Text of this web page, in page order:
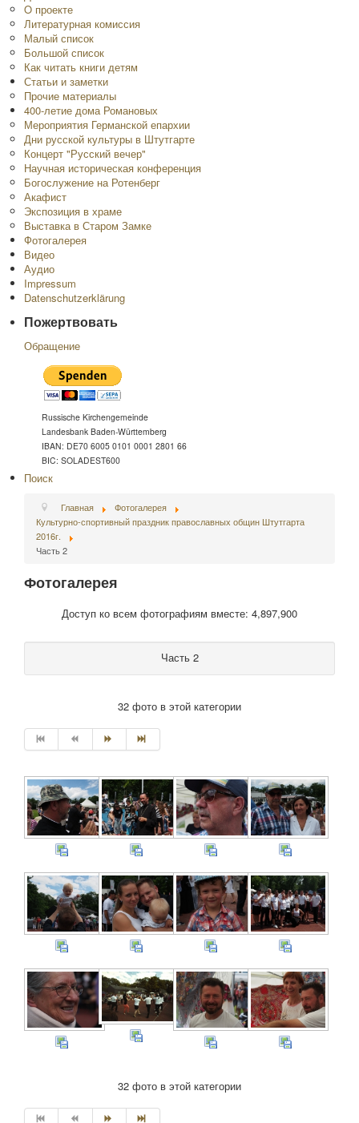
O проекте
Литературная комиссия
Малый список
Большой список
Как читать книги детям
Статьи и заметки
Прочие материалы
400-летие дома Романовых
Мероприятия Германской епархии
Дни русской культуры в Штутгарте
Концерт "Русский вечер"
Научная историческая конференция
Богослужение на Ротенберг
Акафист
Экспозиция в храме
Выставка в Старом Замке
Фотогалерея
Видео
Аудио
Impressum
Datenschutzerklärung
Пожертвовать
Обращение
Russische Kirchengemeinde
Landesbank Baden-Württemberg
IBAN: DE70 6005 0101 0001 2801 66
BIC: SOLADEST600
Поиск
Главная
Фотогалерея
Культурно-спортивный праздник православных общин Штутгарта
2016г.
Часть 2
Фотогалерея
Доступ ко всем фотографиям вместе: 4,897,900
Часть 2
32 фото в этой категории
32 фото в этой категории